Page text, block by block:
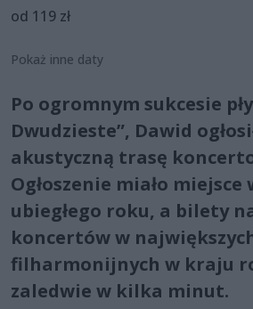
od 119 zł
Pokaż inne daty
Po ogromnym sukcesie
Dwudzieste”, Dawid
akustyczną trasę
Ogłoszenie miało
ubiegłego roku, a bilety
koncertów w
filharmonijnych w kraju
zaledwie w kilka minut.